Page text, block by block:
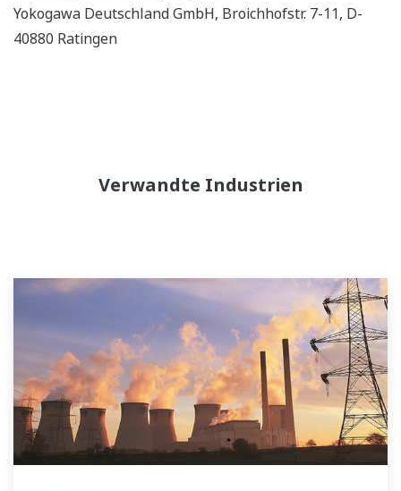
Yokogawa Deutschland GmbH, Broichhofstr. 7-11, D-
40880 Ratingen
Verwandte Industrien